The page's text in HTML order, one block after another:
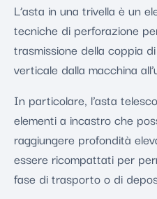
L’asta in una trivella è un
tecniche di perforazione
trasmissione della coppia
verticale dalla macchina
In particolare, l’asta
elementi a incastro che
raggiungere profondità
essere ricompattati per
fase di trasporto o di